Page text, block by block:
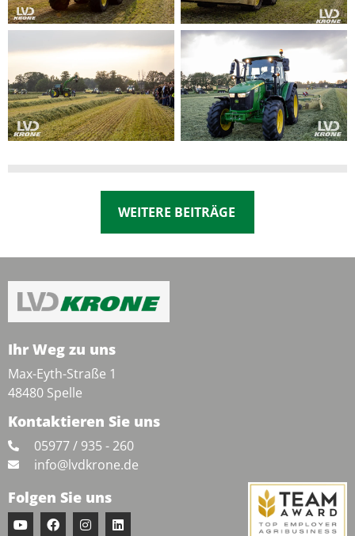
WEITERE BEITRÄGE
Ihr Weg zu uns
Max-Eyth-Straße 1
48480 Spelle
Kontaktieren Sie uns
05977 / 935 - 260
info@lvdkrone.de
Folgen Sie uns